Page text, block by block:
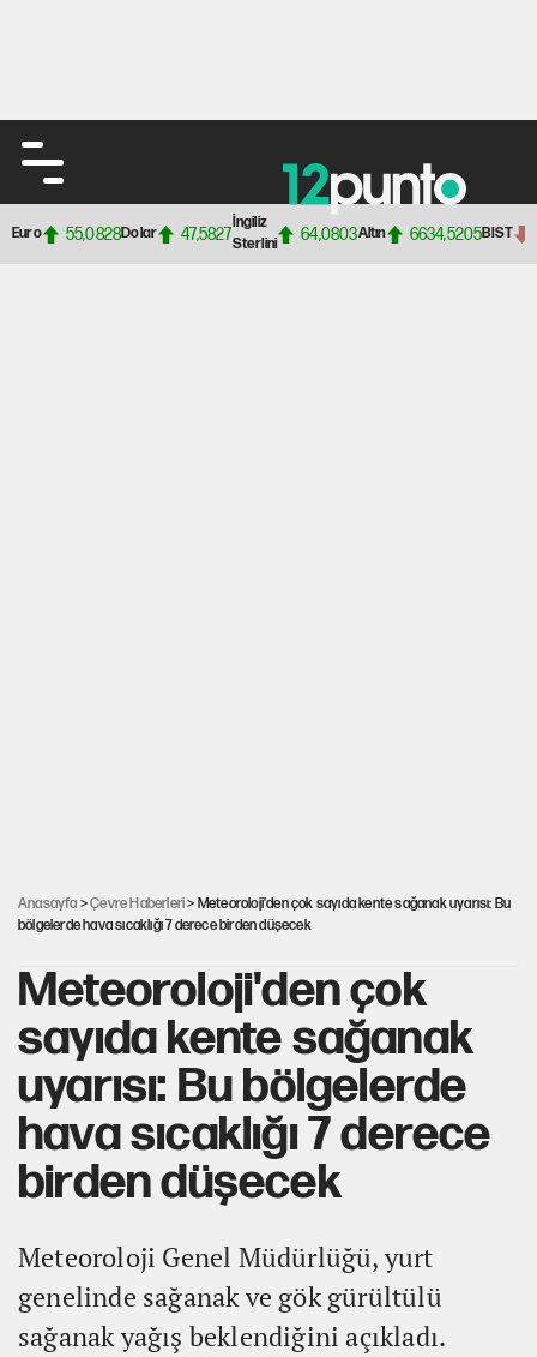
Euro 55,0828Dolar 47,5827
İngiliz
Sterlini
64,0803Altın 6634,5205BIST
Anasayfa >Çevre Haberleri> Meteoroloji'den çok sayıda kente sağanak uyarısı: Bu
bölgelerde hava sıcaklığı 7 derece birden düşecek
Meteoroloji'den çok
sayıda kente sağanak
uyarısı: Bu bölgelerde
hava sıcaklığı 7 derece
birden düşecek
Meteoroloji Genel Müdürlüğü, yurt
genelinde sağanak ve gök gürültülü
sağanak yağış beklendiğini açıkladı.